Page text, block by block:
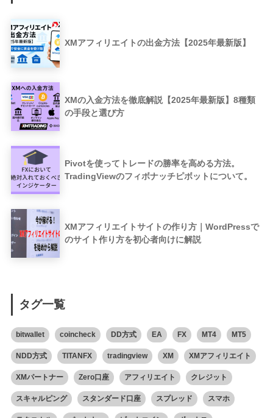
XMアフィリエイトの出金方法【2025年最新版】
XMの入金方法を徹底解説【2025年最新版】8種類
の手段と選び方
Pivotを使ってトレードの勝率を高める方法。
TradingViewのフィボナッチピボットについて。
XMアフィリエイトサイトの作り方｜WordPressで
のサイト作り方を初心者向けに解説
タグ一覧
bitwallet coincheck DD方式 EA FX MT4 MT5
NDD方式 TITANFX tradingview XM XMアフィリエイト
XMパートナー Zero口座 アフィリエイト クレジット
スキャルピング スタンダード口座 スプレッド スマホ